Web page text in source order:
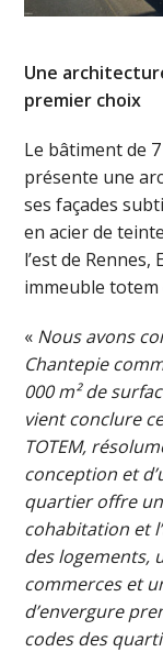
Une
premier choix
Le bâtiment de
présente une
ses façades
en acier de
l’est de
immeuble totem
« Nous avons
Chantepie
000 m² de
vient conclure
TOTEM,
conception et
quartier offre
cohabitation et
des logements,
commerces et
d’envergure
codes des